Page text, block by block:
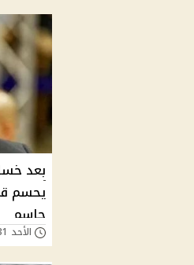
بعد
يحسم
حاسم
الأحد 31/أغسطس/2025 - 10:40 ص